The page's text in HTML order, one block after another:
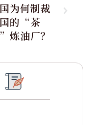
为何制裁
的“茶
炼油厂？